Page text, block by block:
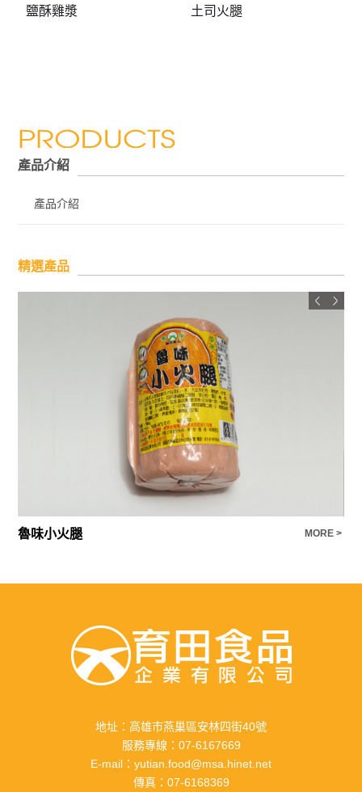
鹽酥雞漿 土司火腿
產品介紹
產品介紹
精選產品
魯味小火腿 MORE >
地址： 高雄市燕巢區安林四街40號
服務專線： 07-6167669
E-mail： yutian.food@msa.hinet.net
傳真： 07-6168369